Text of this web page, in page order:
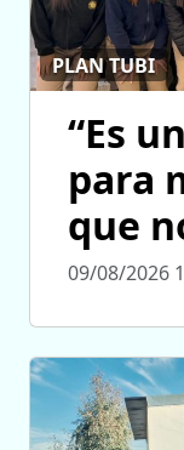
PLAN TUBI
“Es
para
que
09/08/2026